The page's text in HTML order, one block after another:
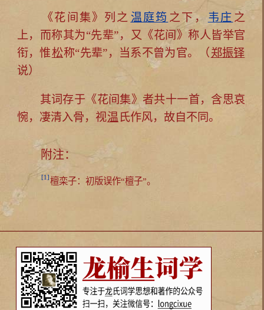
《花间集》列之 温庭筠 之下，韦庄 之
上，而称其为“先辈”，又《花间》称人皆举官
衔，惟松称“先辈”，当系不曾为官。（ 郑振铎
说）
其词存于《花间集》者共十一首，含思哀
惋，凄清入骨，视温 氏作风，故自不同。
附注：
[1]檀栾子：初版误作“檀子”。